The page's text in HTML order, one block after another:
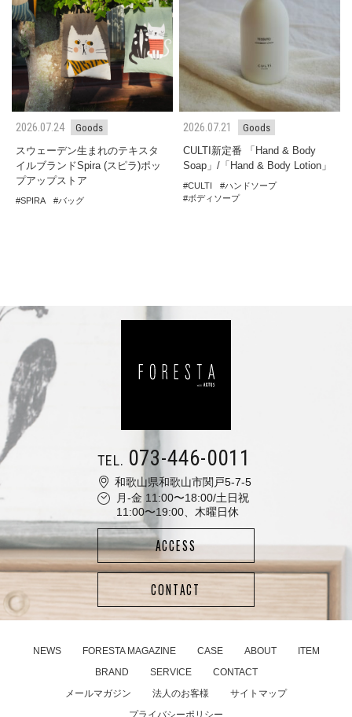
2026.07.24
Goods
スウェーデン生まれのテキスタ
イルブランドSpira (スピラ)ポッ
プアップストア
SPIRA バッグ
2026.07.21
Goods
CULTI新定番 「Hand & Body
Soap」/「Hand & Body Lotion」
CULTI
ハンドソープ
ボディソープ
TEL. 073-446-0011
和歌山県和歌山市関戸5-7-5
月-金 11:00〜18:00/土日祝
11:00〜19:00、木曜日休
ACCESS
CONTACT
NEWS FORESTA MAGAZINE CASE ABOUT
ITEM
BRAND
SERVICE
CONTACT
メールマガジン
法人のお客様
サイトマップ